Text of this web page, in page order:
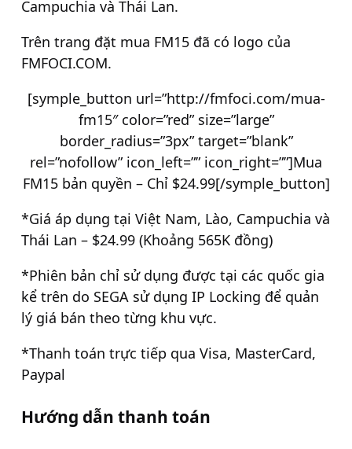
Campuchia và Thái Lan.
Trên trang đặt mua FM15 đã có logo của
FMFOCI.COM.
[symple_button url=”http://fmfoci.com/mua-
fm15″ color=”red” size=”large”
border_radius=”3px” target=”blank”
rel=”nofollow” icon_left=”” icon_right=””]Mua
FM15 bản quyền – Chỉ $24.99[/symple_button]
*Giá áp dụng tại Việt Nam, Lào, Campuchia và
Thái Lan – $24.99 (Khoảng 565K đồng)
*Phiên bản chỉ sử dụng được tại các quốc gia
kể trên do SEGA sử dụng IP Locking để quản
lý giá bán theo từng khu vực.
*Thanh toán trực tiếp qua Visa, MasterCard,
Paypal
Hướng dẫn thanh toán